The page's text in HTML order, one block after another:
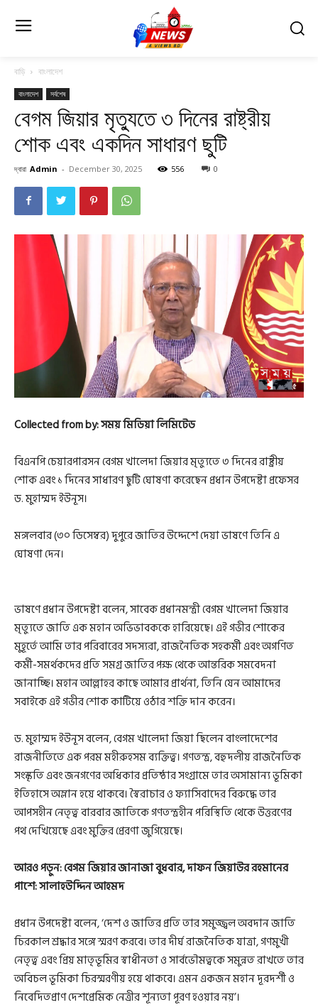
বাড়ি বাংলাদেশ
বাংলাদেশ সর্বশেষ
বেগম জিয়ার মৃত্যুতে ৩ দিনের রাষ্ট্রীয়
শোক এবং একদিন সাধারণ ছুটি
দ্বারা Admin - December 30, 2025 556 0
Collected from by: সময় মিডিয়া লিমিটেড
বিএনপি চেয়ারপারসন বেগম খালেদা জিয়ার মৃত্যুতে ৩ দিনের রাষ্ট্রীয়
শোক এবং ১ দিনের সাধারণ ছুটি ঘোষণা করেছেন প্রধান উপদেষ্টা প্রফেসর
ড. মুহাম্মদ ইউনূস।
মঙ্গলবার (৩০ ডিসেম্বর) দুপুরে জাতির উদ্দেশে দেয়া ভাষণে তিনি এ
ঘোষণা দেন।
ভাষণে প্রধান উপদেষ্টা বলেন, সাবেক প্রধানমন্ত্রী বেগম খালেদা জিয়ার
মৃত্যুতে জাতি এক মহান অভিভাবককে হারিয়েছে। এই গভীর শোকের
মুহূর্তে আমি তার পরিবারের সদস্যরা, রাজনৈতিক সহকর্মী এবং অগণিত
কর্মী-সমর্থকদের প্রতি সমগ্র জাতির পক্ষ থেকে আন্তরিক সমবেদনা
জানাচ্ছি। মহান আল্লাহর কাছে আমার প্রার্থনা, তিনি যেন আমাদের
সবাইকে এই গভীর শোক কাটিয়ে ওঠার শক্তি দান করেন।
ড. মুহাম্মদ ইউনূস বলেন, বেগম খালেদা জিয়া ছিলেন বাংলাদেশের
রাজনীতিতে এক পরম মহীরুহসম ব্যক্তিত্ব। গণতন্ত্র, বহুদলীয় রাজনৈতিক
সংস্কৃতি এবং জনগণের অধিকার প্রতিষ্ঠার সংগ্রামে তার অসামান্য ভূমিকা
ইতিহাসে অম্লান হয়ে থাকবে। স্বৈরাচার ও ফ্যাসিবাদের বিরুদ্ধে তার
আপসহীন নেতৃত্ব বারবার জাতিকে গণতন্ত্রহীন পরিস্থিতি থেকে উত্তরণের
পথ দেখিয়েছে এবং মুক্তির প্রেরণা জুগিয়েছে।
আরও পড়ুন:বেগম জিয়ার জানাজা বুধবার, দাফন জিয়াউর রহমানের
পাশে: সালাহউদ্দিন আহমদ
প্রধান উপদেষ্টা বলেন, ‘দেশ ও জাতির প্রতি তার সমুজ্জ্বল অবদান জাতি
চিরকাল শ্রদ্ধার সঙ্গে স্মরণ করবে। তার দীর্ঘ রাজনৈতিক যাত্রা, গণমুখী
নেতৃত্ব এবং প্রিয় মাতৃভূমির স্বাধীনতা ও সার্বভৌমত্বকে সমুন্নত রাখতে তার
অবিচল ভূমিকা চিরস্মরণীয় হয়ে থাকবে। এমন একজন মহান দূরদর্শী ও
নিবেদিতপ্রাণ দেশপ্রেমিক নেত্রীর শূন্যতা পূরণ হওয়ার নয়’।